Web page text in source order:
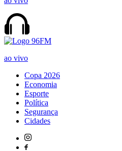
ao vivo
Copa 2026
Economia
Esporte
Política
Segurança
Cidades